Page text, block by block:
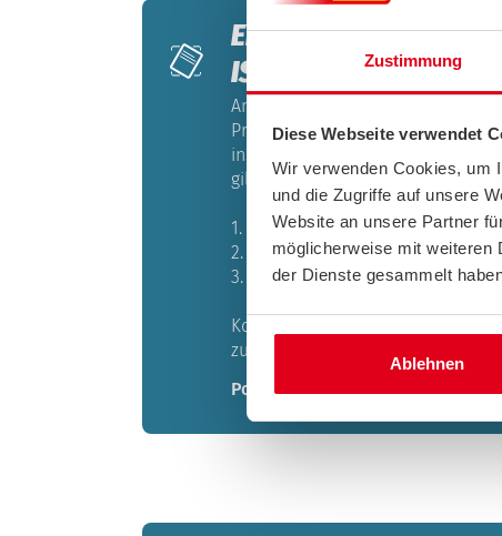
Zustimmung
Diese Webseite verwendet
Wir verwenden Cookies, um
und die Zugriffe auf unsere
Website an unsere Partner
möglicherweise mit weiteren
der Dienste gesammelt
Ablehnen
ENERGIEKRISE - WAS
IST!
Angesichts des anhaltenden Iran-
Preissteigerungen an den
insgesamt höhere
gilt es jetzt, drei Handlungsfelder
1. Verbrauch senken!
2. Sozial gerecht entlasten!
3. Unabhängigkeit und Resilienz
Konkrete Vorschläge hat der ACE
zusammengefasst.
Positionspapier Energiekrise